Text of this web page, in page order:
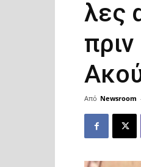
λες
Από Newsroom